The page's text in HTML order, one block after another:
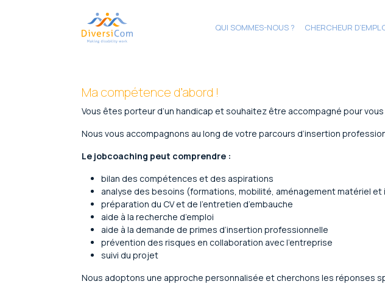
QUI SOMMES-NOUS ? CHERCHEUR
Ma compétence d’abord !
Vous êtes porteur d’un handicap et souhaitez être accompagné pour
Nous vous accompagnons au long de votre parcours d’insertion
Le jobcoaching peut comprendre :
bilan des compétences et des aspirations
analyse des besoins (formations, mobilité, aménagement matériel et
préparation du CV et de l’entretien d’embauche
aide à la recherche d’emploi
aide à la demande de primes d’insertion professionnelle
prévention des risques en collaboration avec l’entreprise
suivi du projet
Nous adoptons une approche personnalisée et cherchons les réponses